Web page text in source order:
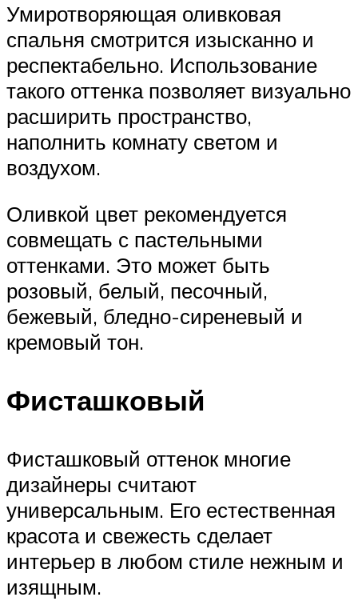
Умиротворяющая оливковая
спальня смотрится изысканно и
респектабельно. Использование
такого оттенка позволяет визуально
расширить пространство,
наполнить комнату светом и
воздухом.
Оливкой цвет рекомендуется
совмещать с пастельными
оттенками. Это может быть
розовый, белый, песочный,
бежевый, бледно-сиреневый и
кремовый тон.
Фисташковый
Фисташковый оттенок многие
дизайнеры считают
универсальным. Его естественная
красота и свежесть сделает
интерьер в любом стиле нежным и
изящным.